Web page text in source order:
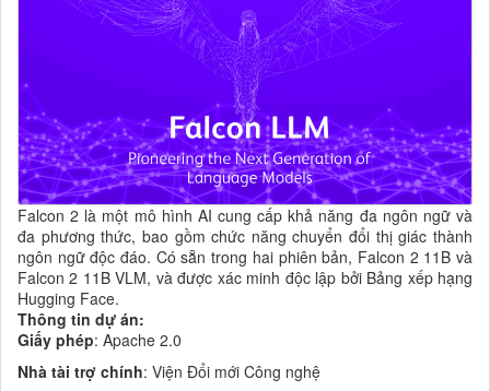
Falcon 2 là một mô hình AI cung cấp khả năng đa ngôn ngữ và
đa phương thức, bao gồm chức năng chuyển đổi thị giác thành
ngôn ngữ độc đáo. Có sẵn trong hai phiên bản, Falcon 2 11B và
Falcon 2 11B VLM, và được xác minh độc lập bởi Bảng xếp hạng
Hugging Face.
Thông tin dự án:
Giấy phép: Apache 2.0
Nhà tài trợ chính: Viện Đổi mới Công nghệ